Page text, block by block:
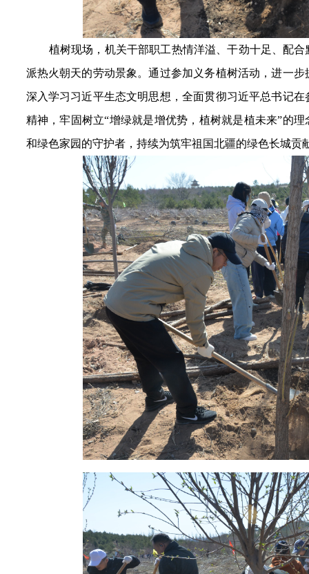
植树现场， 机关干部职工热情洋溢、干劲十足、配合
派热火朝天的劳动景象。通过参加义务植树活动，进一
深入学习习近平生态文明思想，全面贯彻习近平总书记
精神，牢固树立“增绿就是增优势，植树就是植未来”的理
和绿色家园的守护者，持续为筑牢祖国北疆的绿色长城贡